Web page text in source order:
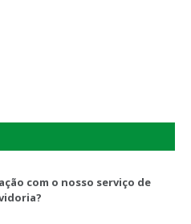
com o nosso serviço de